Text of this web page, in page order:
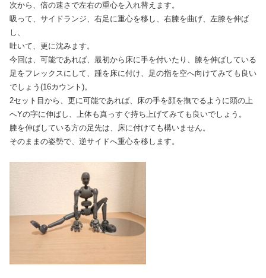
次から、倍の速さで左右の重心を入れ替えます。
吸って、サイドランジ、右足に重心を移し、右膝を曲げ、左膝を伸ば
し、
吐いて、更に沈みます。
今回は、可能であれば、最初から床に手を付いたり、膝を伸ばしている
足をフレックスにして、踵を床に付け、足の指を空へ向けてみても良い
でしょう(16カウント)。
2セット目から、更に可能であれば、床の手を顔を撫でるように頭の上
へYの字に伸ばし、上体も真っすぐ持ち上げてみても良いでしょう。
膝を伸ばしている方の足先は、床に付けても構いません。
そのままの姿勢で、逆サイドへ重心を移します。